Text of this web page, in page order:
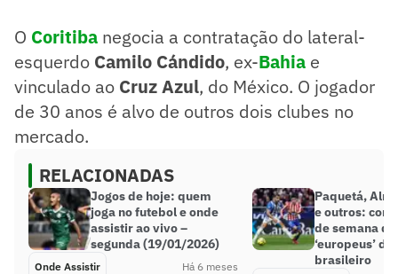
O Coritiba negocia a contratação do lateral-
esquerdo Camilo Cándido, ex-Bahia e
vinculado ao Cruz Azul, do México. O jogador
de 30 anos é alvo de outros dois clubes no
mercado.
RELACIONADAS
Jogos de hoje: quem
joga no futebol e onde
assistir ao vivo –
segunda (19/01/2026)
Onde Assistir Há 6 meses
Paquetá,
e outros:
de semana
‘europeus’
brasileiro